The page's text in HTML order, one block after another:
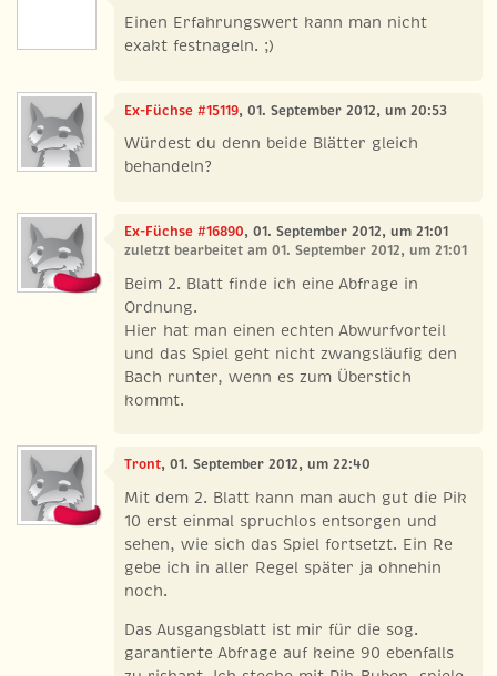
Einen Erfahrungswert kann man nicht
exakt festnageln. ;)
Ex-Füchse #15119, 01. September 2012, um 20:53
Würdest du denn beide Blätter gleich
behandeln?
Ex-Füchse #16890, 01. September 2012, um 21:01
zuletzt bearbeitet am 01. September 2012, um 21:01
Beim 2. Blatt finde ich eine Abfrage in
Ordnung.
Hier hat man einen echten Abwurfvorteil
und das Spiel geht nicht zwangsläufig den
Bach runter, wenn es zum Überstich
kommt.
Tront, 01. September 2012, um 22:40
Mit dem 2. Blatt kann man auch gut die Pik
10 erst einmal spruchlos entsorgen und
sehen, wie sich das Spiel fortsetzt. Ein Re
gebe ich in aller Regel später ja ohnehin
noch.
Das Ausgangsblatt ist mir für die sog.
garantierte Abfrage auf keine 90 ebenfalls